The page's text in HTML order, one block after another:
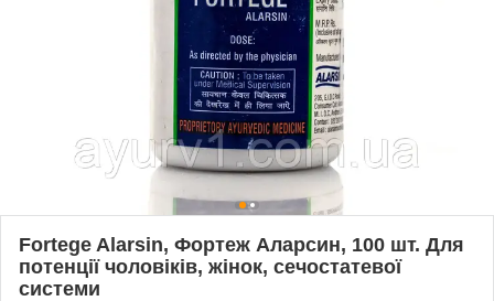
Fortege Alarsin, Фортеж Аларсин, 100 шт. Для
потенції чоловіків, жінок, сечостатевої
системи